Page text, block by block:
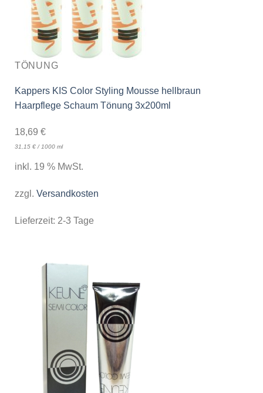
TÖNUNG
Kappers KIS Color Styling Mousse hellbraun
Haarpflege Schaum Tönung 3x200ml
18,69 €
31,15 €/1000 ml
inkl. 19 % MwSt.
zzgl. Versandkosten
Lieferzeit: 2-3 Tage